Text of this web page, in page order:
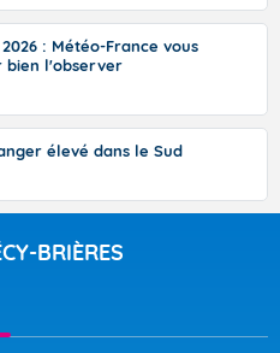
: Météo-France vous
bien l'observer
élevé dans le Sud
BRIÈRES